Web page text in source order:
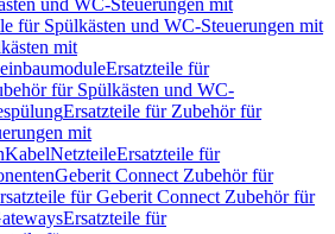
und WC-Steuerungen mit
für Spülkästen und WC-Steuerungen mit
mit
Ersatzteile für
für Spülkästen und WC-
Ersatzteile für Zubehör für
mit
KabelNetzteileErsatzteile für
Geberit Connect Zubehör für
für Geberit Connect Zubehör für
Ersatzteile für